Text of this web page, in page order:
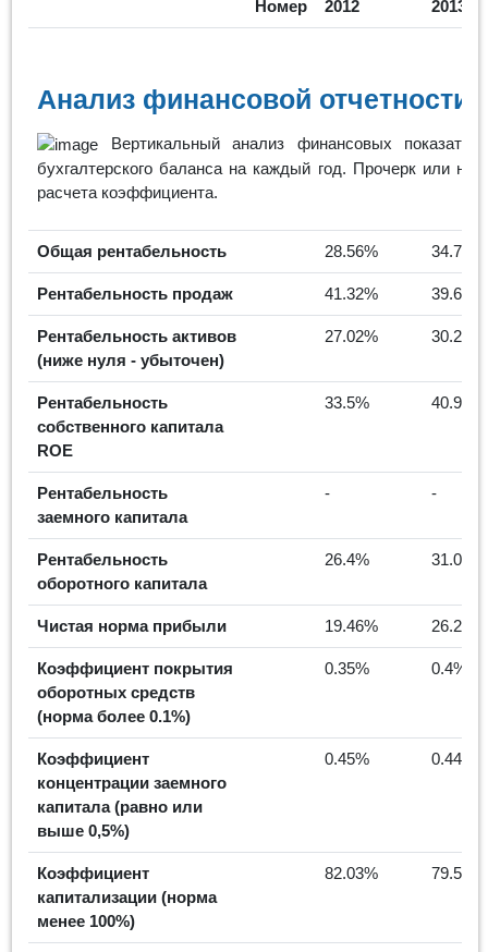
Номер
2012 2013
Анализ финансовой
Вертикальный анализ финансовых
бухгалтерского баланса на каждый год. Прочерк или
расчета коэффициента.
Общая рентабельность 28.56% 34.71%
Рентабельность продаж 41.32% 39.66%
Рентабельность активов
(ниже нуля - убыточен)
27.02% 30.21%
Рентабельность
собственного капитала
ROE
33.5% 40.95%
Рентабельность
заемного капитала
- -
Рентабельность
оборотного капитала
26.4% 31.01%
Чистая норма прибыли 19.46% 26.21%
Коэффициент покрытия
оборотных средств
(норма более 0.1%)
0.35% 0.4%
Коэффициент
концентрации заемного
капитала (равно или
выше 0,5%)
0.45% 0.44%
Коэффициент
капитализации (норма
менее 100%)
82.03% 79.52%